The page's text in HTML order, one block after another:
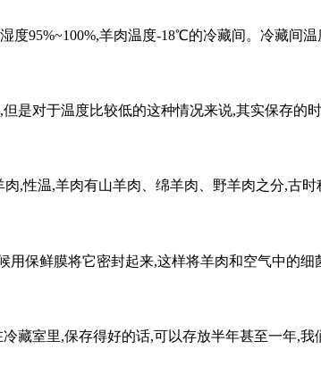
95%~100%,羊肉温度-18℃的冷藏间。冷藏间
是对于温度比较低的这种情况来说,其实保存的时
,性温,羊肉有山羊肉、绵羊肉、野羊肉之分,古时
保鲜膜将它密封起来,这样将羊肉和空气中的细
藏室里,保存得好的话,可以存放半年甚至一年,我